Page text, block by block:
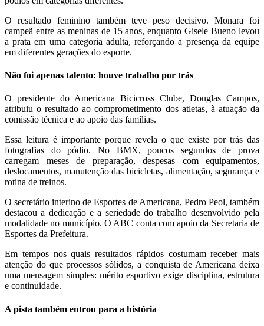
O resultado feminino também teve peso decisivo. Monara foi
campeã entre as meninas de 15 anos, enquanto Gisele Bueno levou
a prata em uma categoria adulta, reforçando a presença da equipe
em diferentes gerações do esporte.
Não foi apenas talento: houve trabalho por trás
O presidente do Americana Bicicross Clube, Douglas Campos,
atribuiu o resultado ao comprometimento dos atletas, à atuação da
comissão técnica e ao apoio das famílias.
Essa leitura é importante porque revela o que existe por trás das
fotografias do pódio. No BMX, poucos segundos de prova
carregam meses de preparação, despesas com equipamentos,
deslocamentos, manutenção das bicicletas, alimentação, segurança e
rotina de treinos.
O secretário interino de Esportes de Americana, Pedro Peol, também
destacou a dedicação e a seriedade do trabalho desenvolvido pela
modalidade no município. O ABC conta com apoio da Secretaria de
Esportes da Prefeitura.
Em tempos nos quais resultados rápidos costumam receber mais
atenção do que processos sólidos, a conquista de Americana deixa
uma mensagem simples: mérito esportivo exige disciplina, estrutura
e continuidade.
A pista também entrou para a história